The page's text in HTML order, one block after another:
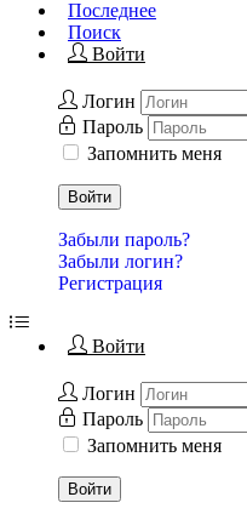
Последнее
Поиск
Войти
Логин
Пароль
Запомнить меня
Войти
Забыли пароль?
Забыли логин?
Регистрация
Войти
Логин
Пароль
Запомнить меня
Войти